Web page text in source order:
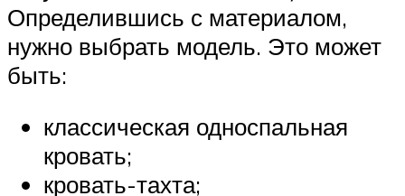
Определившись с материалом,
нужно выбрать модель. Это может
быть:
классическая односпальная
кровать;
кровать-тахта;